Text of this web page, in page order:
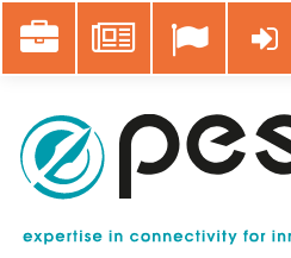
au
contenu
Career News Se